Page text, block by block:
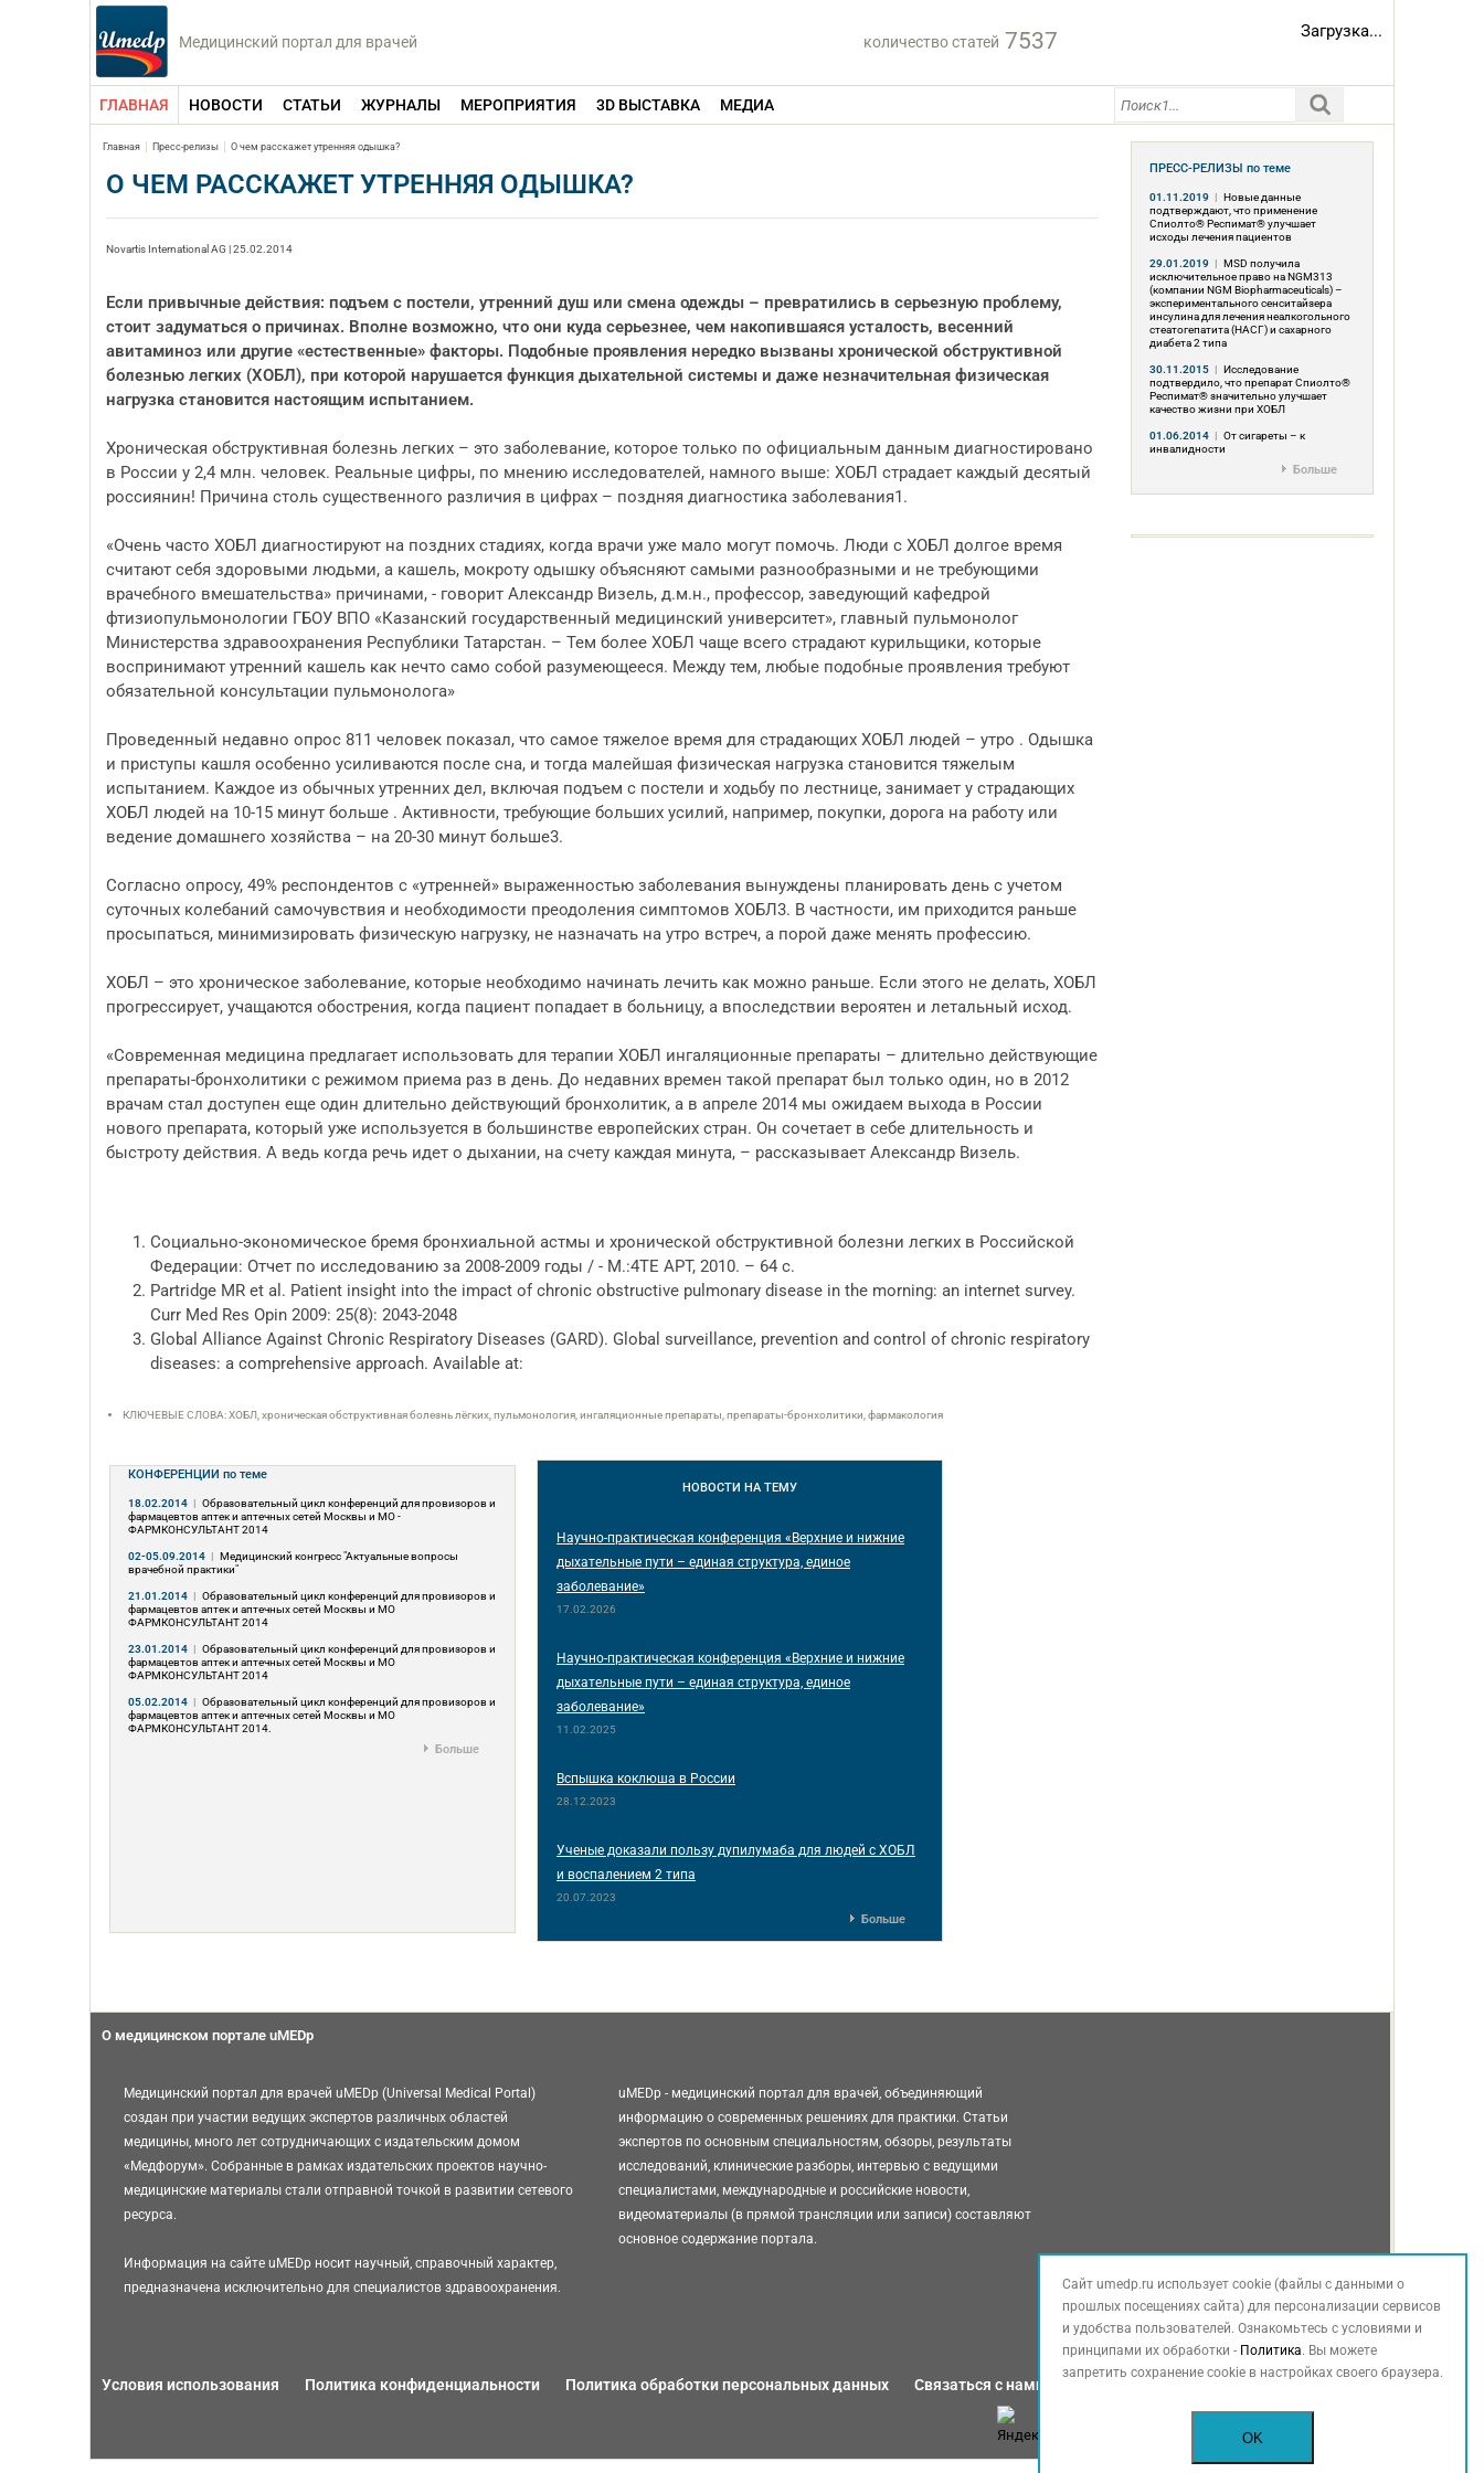
Медицинский портал для врачей количество статей 7537 Загрузка...
ГЛАВНАЯ НОВОСТИ СТАТЬИ ЖУРНАЛЫ МЕРОПРИЯТИЯ 3D ВЫСТАВКА МЕДИА
Главная Пресс-релизы О чем расскажет утренняя одышка?
О ЧЕМ РАССКАЖЕТ УТРЕННЯЯ ОДЫШКА?
Novartis International AG | 25.02.2014
Если привычные действия: подъем с постели, утренний душ или смена одежды – превратились в серьезную проблему,
стоит задуматься о причинах. Вполне возможно, что они куда серьезнее, чем накопившаяся усталость, весенний
авитаминоз или другие «естественные» факторы. Подобные проявления нередко вызваны хронической обструктивной
болезнью легких (ХОБЛ), при которой нарушается функция дыхательной системы и даже незначительная физическая
нагрузка становится настоящим испытанием.
Хроническая обструктивная болезнь легких – это заболевание, которое только по официальным данным диагностировано
в России у 2,4 млн. человек. Реальные цифры, по мнению исследователей, намного выше: ХОБЛ страдает каждый десятый
россиянин! Причина столь существенного различия в цифрах – поздняя диагностика заболевания1.
«Очень часто ХОБЛ диагностируют на поздних стадиях, когда врачи уже мало могут помочь. Люди с ХОБЛ долгое время
считают себя здоровыми людьми, а кашель, мокроту одышку объясняют самыми разнообразными и не требующими
врачебного вмешательства» причинами, - говорит Александр Визель, д.м.н., профессор, заведующий кафедрой
фтизиопульмонологии ГБОУ ВПО «Казанский государственный медицинский университет», главный пульмонолог
Министерства здравоохранения Республики Татарстан. – Тем более ХОБЛ чаще всего страдают курильщики, которые
воспринимают утренний кашель как нечто само собой разумеющееся. Между тем, любые подобные проявления требуют
обязательной консультации пульмонолога»
Проведенный недавно опрос 811 человек показал, что самое тяжелое время для страдающих ХОБЛ людей – утро . Одышка
и приступы кашля особенно усиливаются после сна, и тогда малейшая физическая нагрузка становится тяжелым
испытанием. Каждое из обычных утренних дел, включая подъем с постели и ходьбу по лестнице, занимает у страдающих
ХОБЛ людей на 10-15 минут больше . Активности, требующие больших усилий, например, покупки, дорога на работу или
ведение домашнего хозяйства – на 20-30 минут больше3.
Согласно опросу, 49% респондентов с «утренней» выраженностью заболевания вынуждены планировать день с учетом
суточных колебаний самочувствия и необходимости преодоления симптомов ХОБЛ3. В частности, им приходится раньше
просыпаться, минимизировать физическую нагрузку, не назначать на утро встреч, а порой даже менять профессию.
ХОБЛ – это хроническое заболевание, которые необходимо начинать лечить как можно раньше. Если этого не делать, ХОБЛ
прогрессирует, учащаются обострения, когда пациент попадает в больницу, а впоследствии вероятен и летальный исход.
«Современная медицина предлагает использовать для терапии ХОБЛ ингаляционные препараты – длительно действующие
препараты-бронхолитики с режимом приема раз в день. До недавних времен такой препарат был только один, но в 2012
врачам стал доступен еще один длительно действующий бронхолитик, а в апреле 2014 мы ожидаем выхода в России
нового препарата, который уже используется в большинстве европейских стран. Он сочетает в себе длительность и
быстроту действия. А ведь когда речь идет о дыхании, на счету каждая минута, – рассказывает Александр Визель.
Социально-экономическое бремя бронхиальной астмы и хронической обструктивной болезни легких в Российской
Федерации: Отчет по исследованию за 2008-2009 годы / - М.:4ТЕ АРТ, 2010. – 64 с.
Partridge MR et al. Patient insight into the impact of chronic obstructive pulmonary disease in the morning: an internet survey.
Curr Med Res Opin 2009: 25(8): 2043-2048
Global Alliance Against Chronic Respiratory Diseases (GARD). Global surveillance, prevention and control of chronic respiratory
diseases: a comprehensive approach. Available at:
КЛЮЧЕВЫЕ СЛОВА: ХОБЛ, хроническая обструктивная болезнь лёгких, пульмонология, ингаляционные препараты, препараты-бронхолитики, фармакология
КОНФЕРЕНЦИИ по теме
18.02.2014 | Образовательный цикл конференций для провизоров и
фармацевтов аптек и аптечных сетей Москвы и МО -
ФАРМКОНСУЛЬТАНТ 2014
02-05.09.2014 | Медицинский конгресс "Актуальные вопросы
врачебной практики"
21.01.2014 | Образовательный цикл конференций для провизоров и
фармацевтов аптек и аптечных сетей Москвы и МО
ФАРМКОНСУЛЬТАНТ 2014
23.01.2014 | Образовательный цикл конференций для провизоров и
фармацевтов аптек и аптечных сетей Москвы и МО
ФАРМКОНСУЛЬТАНТ 2014
05.02.2014 | Образовательный цикл конференций для провизоров и
фармацевтов аптек и аптечных сетей Москвы и МО
ФАРМКОНСУЛЬТАНТ 2014.
Больше
НОВОСТИ НА ТЕМУ
Научно-практическая конференция «Верхние и нижние
дыхательные пути – единая структура, единое
заболевание»
17.02.2026
Научно-практическая конференция «Верхние и нижние
дыхательные пути – единая структура, единое
заболевание»
11.02.2025
Вспышка коклюша в России
28.12.2023
Ученые доказали пользу дупилумаба для людей с ХОБЛ
и воспалением 2 типа
20.07.2023
Больше
ПРЕСС-РЕЛИЗЫ по теме
01.11.2019 | Новые данные
подтверждают, что применение
Спиолто® Респимат® улучшает
исходы лечения пациентов
29.01.2019 | MSD получила
исключительное право на NGM313
(компании NGM Biopharmaceuticals) –
экспериментального сенситайзера
инсулина для лечения неалкогольного
стеатогепатита (НАСГ) и сахарного
диабета 2 типа
30.11.2015 | Исследование
подтвердило, что препарат Спиолто®
Респимат® значительно улучшает
качество жизни при ХОБЛ
01.06.2014 | От сигареты – к
инвалидности
Больше
О медицинском портале uMEDp
Медицинский портал для врачей uMEDp (Universal Medical Portal)
создан при участии ведущих экспертов различных областей
медицины, много лет сотрудничающих с издательским домом
«Медфорум». Собранные в рамках издательских проектов научно-
медицинские материалы стали отправной точкой в развитии сетевого
ресурса.
Информация на сайте uMEDp носит научный, справочный характер,
предназначена исключительно для специалистов здравоохранения.
uMEDp - медицинский портал для врачей, объединяющий
информацию о современных решениях для практики. Статьи
экспертов по основным специальностям, обзоры, результаты
исследований, клинические разборы, интервью с ведущими
специалистами, международные и российские новости,
видеоматериалы (в прямой трансляции или записи) составляют
основное содержание портала.
Условия использования Политика конфиденциальности Политика обработки персональных данных Связаться с нами
Сайт umedp.ru использует cookie (файлы с данными о
прошлых посещениях сайта) для персонализации сервисов
и удобства пользователей. Ознакомьтесь с условиями и
принципами их обработки - Политика. Вы можете
запретить сохранение cookie в настройках своего браузера.
OK